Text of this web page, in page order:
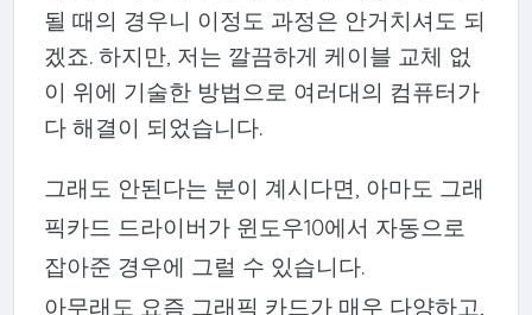
될 때의 경우니 이정도 과정은 안거치셔도 되
겠죠. 하지만, 저는 깔끔하게 케이블 교체 없
이 위에 기술한 방법으로 여러대의 컴퓨터가
다 해결이 되었습니다.
그래도 안된다는 분이 계시다면, 아마도 그래
픽카드 드라이버가 윈도우10에서 자동으로
잡아준 경우에 그럴 수 있습니다.
아무래도 요즘 그래픽 카드가 매우 다양하고,